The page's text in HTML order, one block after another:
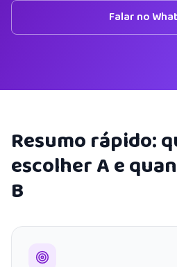
Falar no
Resumo rápido:
escolher A e
B